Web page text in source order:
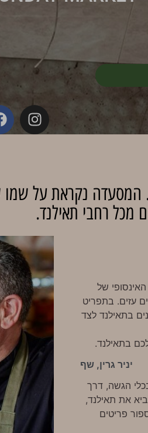
המסעדה נקראת על
מכל רחבי תאילנד.
של
עזים. בתפריט
בתאילנד לצד
בתאילנד.
יניר גרין, שף
הגשה, דרך
את תאילנד,
פריטים